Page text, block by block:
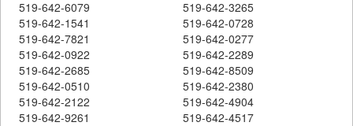
519-642-6079
519-642-3265
519-642-1541
519-642-0728
519-642-7821
519-642-0277
519-642-0922
519-642-2289
519-642-2685
519-642-8509
519-642-0510
519-642-2380
519-642-2122
519-642-4904
519-642-9261
519-642-4517